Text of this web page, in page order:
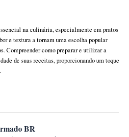
na culinária, especialmente em pratos
e textura a tornam uma escolha popular
Compreender como preparar e utilizar a
de suas receitas, proporcionando um toque
BR